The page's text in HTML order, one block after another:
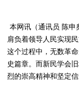
本网讯（通讯员 陈申
肩负着领导人民实现
这个过程中，无数革
史篇章。而新民学会
烈的崇高精神和坚定